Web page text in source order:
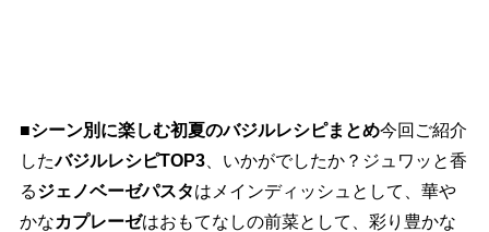
■シーン別に楽しむ初夏のバジルレシピまとめ今回ご紹介
したバジルレシピTOP3、いかがでしたか？ジュワッと香
るジェノベーゼパスタはメインディッシュとして、華
かなカプレーゼはおもてなしの前菜として、彩り豊かな